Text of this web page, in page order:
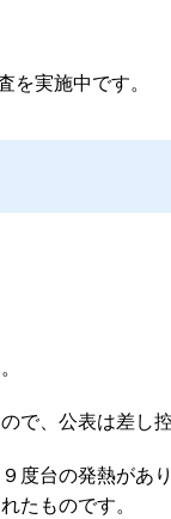
実施中です。
で、公表は差し
度台の発熱が
たものです。